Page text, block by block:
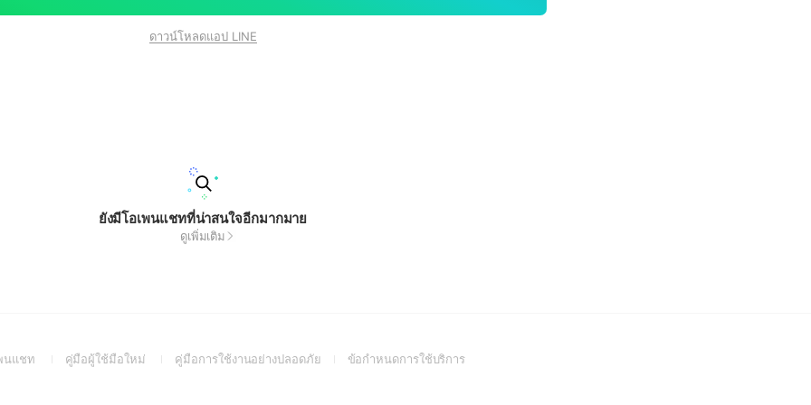
ดาวน์โหลดแอป LINE
ยังมีโอเพนแชทที่น่าสนใจอีกมากมาย
ดูเพิ่มเติม
นแชท
(Openคู่มือผู้ใช้มือใหม่
(Openคู่มือการใช้งานอย่างปลอดภัย(Openข้อกำหนดการใช้บริการ(Open